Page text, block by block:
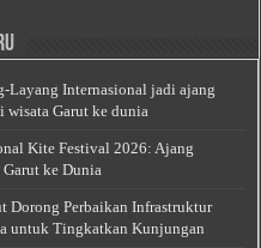
Layang Internasional jadi ajang
wisata Garut ke dunia
Kite Festival 2026: Ajang
Garut ke Dunia
Dorong Perbaikan Infrastruktur
untuk Tingkatkan Kunjungan